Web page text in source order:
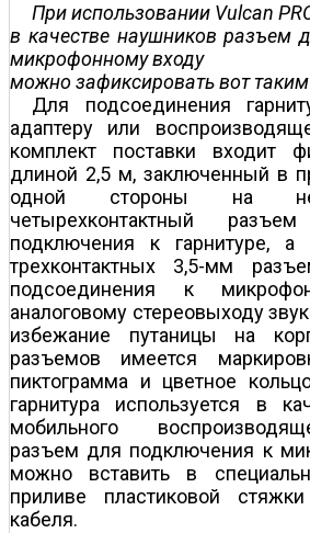
При использовании Vulcan
в качестве наушников разъем
микрофонному входу
можно зафиксировать вот
Для подсоединения
адаптеру или
комплект поставки входит
длиной 2,5 м, заключенный в
одной стороны на
четырехконтактный
подключения к гарнитуре,
трехконтактных 3,5-мм
подсоединения к
аналоговому стереовыходу
избежание путаницы на
разъемов имеется
пиктограмма и цветное
гарнитура используется в
мобильного
разъем для подключения к
можно вставить в
приливе пластиковой стяжки
кабеля.